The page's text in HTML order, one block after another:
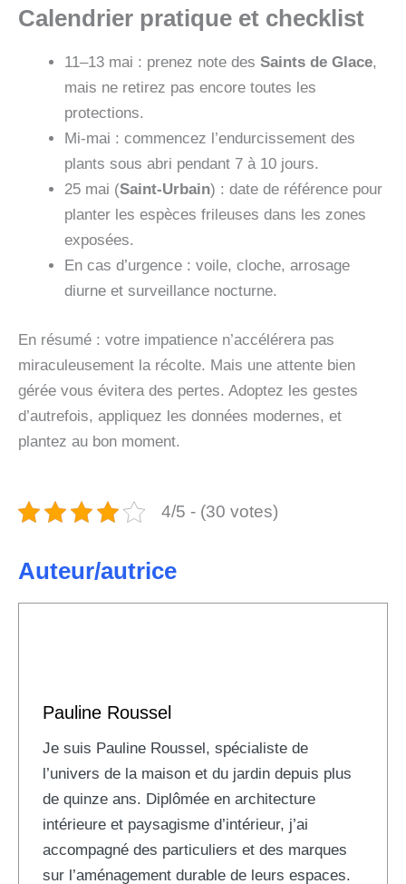
Calendrier pratique et checklist
11–13 mai : prenez note des Saints de Glace,
mais ne retirez pas encore toutes les
protections.
Mi‑mai : commencez l’endurcissement des
plants sous abri pendant 7 à 10 jours.
25 mai (Saint-Urbain) : date de référence pour
planter les espèces frileuses dans les zones
exposées.
En cas d’urgence : voile, cloche, arrosage
diurne et surveillance nocturne.
En résumé : votre impatience n’accélérera pas
miraculeusement la récolte. Mais une attente bien
gérée vous évitera des pertes. Adoptez les gestes
d’autrefois, appliquez les données modernes, et
plantez au bon moment.
4/5 - (30 votes)
Auteur/autrice
Pauline Roussel
Je suis Pauline Roussel, spécialiste de
l’univers de la maison et du jardin depuis plus
de quinze ans. Diplômée en architecture
intérieure et paysagisme d’intérieur, j’ai
accompagné des particuliers et des marques
sur l’aménagement durable de leurs espaces.